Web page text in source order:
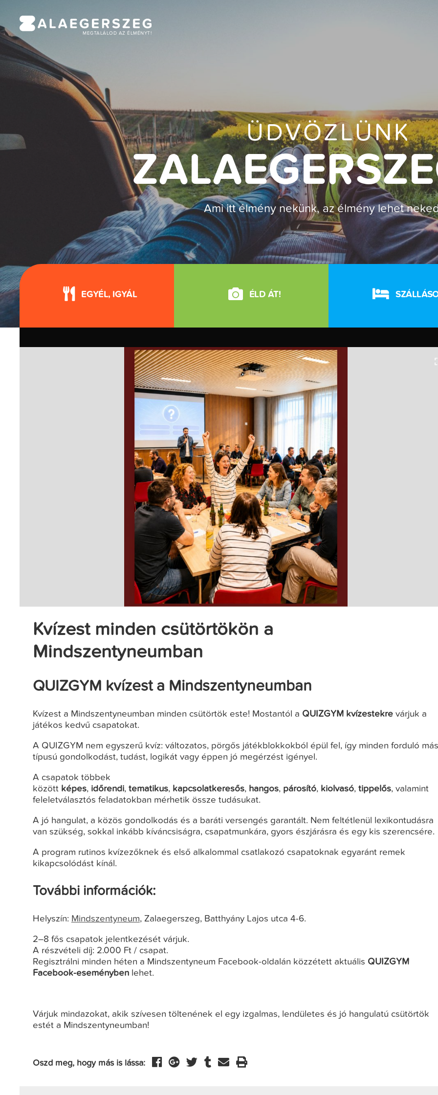
MEGTALÁLOD AZ ÉLMÉNYT!
ÜDVÖZLÜNK
Ami itt élmény nekünk, az élmény lehet
EGYÉL, IGYÁL ÉLD ÁT!
Kvízest minden csütörtökön a
Mindszentyneumban
QUIZGYM kvízest a Mindszentyneumban
Kvízest a Mindszentyneumban minden csütörtök este! Mostantól a QUIZGYM kvízestekrevárjuk a
játékos kedvű csapatokat.
A QUIZGYM nem egyszerű kvíz: változatos, pörgős játékblokkokból épül fel, így minden forduló más
típusú gondolkodást, tudást, logikát vagy éppen jó megérzést igényel.
A csapatok többek
között képes, időrendi, tematikus, kapcsolatkeresős, hangos, párosító, kiolvasó, tippelős, valamint
feleletválasztós feladatokban mérhetik össze tudásukat.
A jó hangulat, a közös gondolkodás és a baráti versengés garantált. Nem feltétlenül lexikontudásra
van szükség, sokkal inkább kíváncsiságra, csapatmunkára, gyors észjárásra és egy kis szerencsére.
A program rutinos kvízezőknek és első alkalommal csatlakozó csapatoknak egyaránt remek
kikapcsolódást kínál.
További információk:
Helyszín: Mindszentyneum, Zalaegerszeg, Batthyány Lajos utca 4-6.
2–8 fős csapatok jelentkezését várjuk.
A részvételi díj: 2.000 Ft / csapat.
Regisztrálni minden héten a Mindszentyneum Facebook-oldalán közzétett aktuális QUIZGYM
Facebook-eseménybenlehet.
Várjuk mindazokat, akik szívesen töltenének el egy izgalmas, lendületes és jó hangulatú csütörtök
estét a Mindszentyneumban!
Oszd meg, hogy más is lássa: